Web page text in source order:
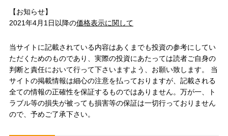
【お知らせ】
2021年4月1日以降の価格表示に関して
当サイトに記載されている内容はあくまでも投資の参考にしてい
ただくためのものであり、実際の投資にあたっては読者ご自身の
判断と責任において行って下さいますよう、お願い致します。 当
サイトの掲載情報は細心の注意を払っておりますが、記載される
全ての情報の正確性を保証するものではありません。万が一、ト
ラブル等の損失が被っても損害等の保証は一切行っておりません
ので、予めご了承下さい。